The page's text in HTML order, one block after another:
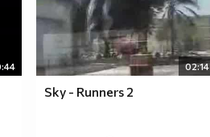
02:14
Sky - Runners 2